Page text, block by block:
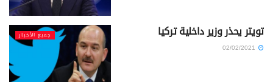
جميع الأخبار تويتر يحذر وزير داخلية تركيا